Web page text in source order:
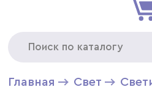
Главная Свет